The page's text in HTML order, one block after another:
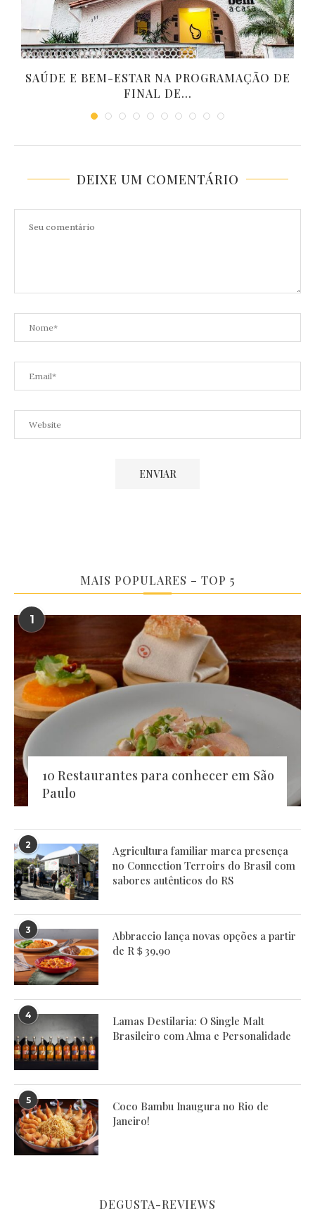
SAÚDE E BEM-ESTAR NA PROGRAMAÇÃO DE
FINAL DE...
DEIXE UM COMENTÁRIO
MAIS POPULARES – TOP 5
1
10 Restaurantes para conhecer em São
Paulo
2
Agricultura familiar marca presença
no Connection Terroirs do Brasil com
sabores autênticos do RS
3
Abbraccio lança novas opções a partir
de R＄39,90
4
Lamas Destilaria: O Single Malt
Brasileiro com Alma e Personalidade
5
Coco Bambu Inaugura no Rio de
Janeiro!
DEGUSTA-REVIEWS